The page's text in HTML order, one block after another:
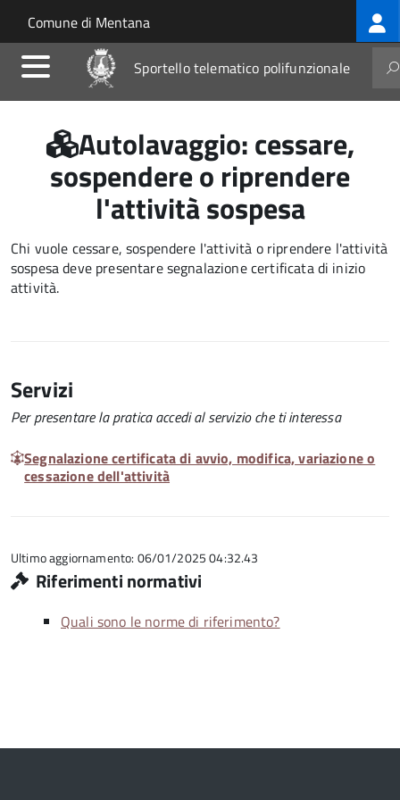
Salta al contenuto principale
Skip to site navigation
Comune di Mentana
Sportello telematico polifunzionale
Autolavaggio: cessare,
sospendere o riprendere
l'attività sospesa
Chi vuole cessare, sospendere l'attività o riprendere l'attività
sospesa deve presentare segnalazione certificata di inizio
attività.
Servizi
Per presentare la pratica accedi al servizio che ti interessa
Segnalazione certificata di avvio, modifica, variazione o
cessazione dell'attività
Ultimo aggiornamento: 06/01/2025 04:32.43
Riferimenti normativi
Quali sono le norme di riferimento?